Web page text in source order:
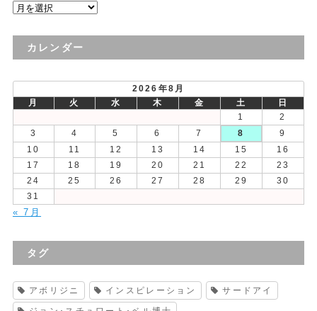
過
の
カレンダー
2026年8月
月
火 水 木 金 土
日
1
2
3
4 5 6 7 8
9
10
11 12 13 14 15
16
17
18 19 20 21 22
23
24
25 26 27 28 29
30
31
« 7月
タグ
アボリジニ インスピレーション サードアイ